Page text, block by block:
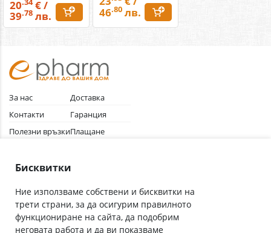
20
€ /
39.78 лв.
46.80лв.
За нас
Контакти
Полезни връзки
Общи условия
Доставка
Гаранция
Плащане
Абонирай се за нашия бюлетин
Бисквитки
Ние използваме собствени и бисквитки на
трети страни, за да осигурим правилното
функциониране на сайта, да подобрим
неговата работа и да ви показваме